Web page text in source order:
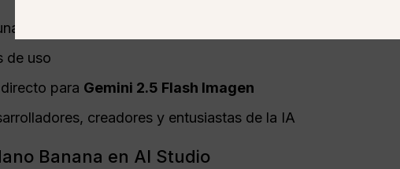
cuenta de Google
de uso
para Gemini 2.5 Flash Imagen
creadores y entusiastas de la IA
Banana en AI Studio